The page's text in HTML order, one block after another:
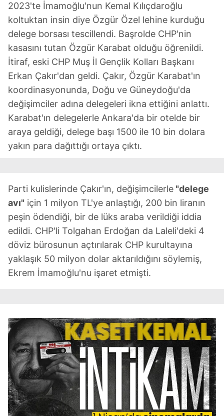
2023'te İmamoğlu'nun Kemal Kılıçdaroğlu
koltuktan insin diye Özgür Özel lehine kurduğu
delege borsası tescillendi. Başrolde CHP'nin
kasasını tutan Özgür Karabat olduğu öğrenildi.
İtiraf, eski CHP Muş İl Gençlik Kolları Başkanı
Erkan Çakır'dan geldi. Çakır, Özgür Karabat'ın
koordinasyonunda, Doğu ve Güneydoğu'da
değişimciler adına delegeleri ikna ettiğini anlattı.
Karabat'ın delegelerle Ankara'da bir otelde bir
araya geldiği, delege başı 1500 ile 10 bin dolara
yakın para dağıttığı ortaya çıktı.
Parti kulislerinde Çakır'ın, değişimcilerle "delege
avı" için 1 milyon TL'ye anlaştığı, 200 bin liranın
peşin ödendiği, bir de lüks araba verildiği iddia
edildi. CHP'li Tolgahan Erdoğan da Laleli'deki 4
döviz bürosunun açtırılarak CHP kurultayına
yaklaşık 50 milyon dolar aktarıldığını söylemiş,
Ekrem İmamoğlu'nu işaret etmişti.